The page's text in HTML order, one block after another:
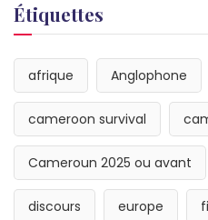
Étiquettes
afrique Anglophone
cameroon survival
Cameroun 2025 ou avant
discours europe